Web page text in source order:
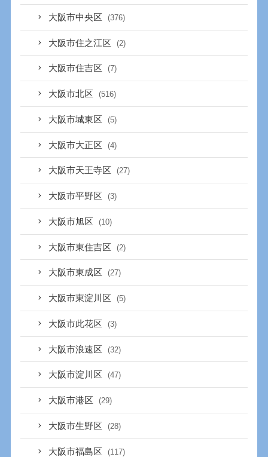
大阪市中央区 (376)
大阪市住之江区 (2)
大阪市住吉区 (7)
大阪市北区 (516)
大阪市城東区 (5)
大阪市大正区 (4)
大阪市天王寺区 (27)
大阪市平野区 (3)
大阪市旭区 (10)
大阪市東住吉区 (2)
大阪市東成区 (27)
大阪市東淀川区 (5)
大阪市此花区 (3)
大阪市浪速区 (32)
大阪市淀川区 (47)
大阪市港区 (29)
大阪市生野区 (28)
大阪市福島区 (117)